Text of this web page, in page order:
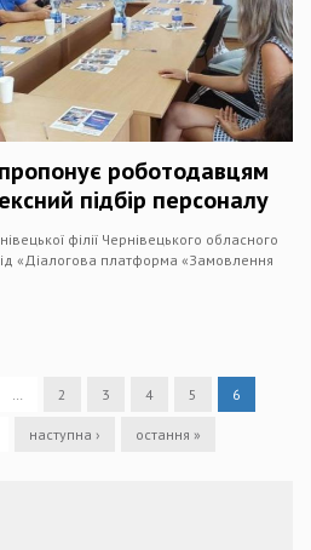
роботодавцям
підбір персоналу
філії Чернівецького обласного
«Діалогова платформа «Замовлення
2 3 4 5 6
наступна › остання »